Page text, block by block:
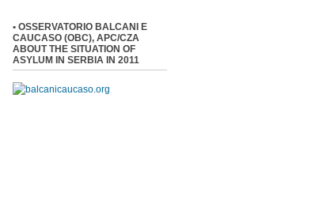
• OSSERVATORIO BALCANI E
CAUCASO (OBC), APC/CZA
ABOUT THE SITUATION OF
ASYLUM IN SERBIA IN 2011